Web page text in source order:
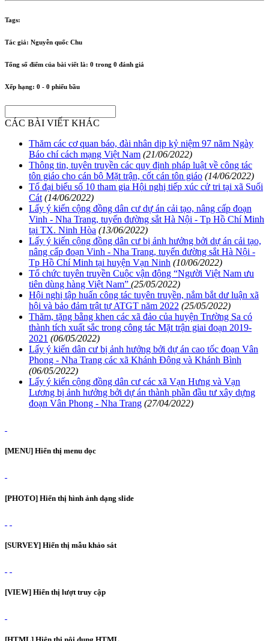
Tags:
Tác giả: Nguyễn quốc Chu
Tổng số điểm của bài viết là: 0 trong 0 đánh giá
Xếp hạng: 0 - 0 phiếu bầu
CÁC BÀI VIẾT KHÁC
Thăm các cơ quan báo, đài nhân dịp kỷ niệm 97 năm Ngày
Báo chí cách mạng Việt Nam (21/06/2022)
Thông tin, tuyên truyền các quy định pháp luật về công tác
tôn giáo cho cán bộ Mặt trận, cốt cán tôn giáo (14/06/2022)
Tổ đại biểu số 10 tham gia Hội nghị tiếp xúc cử tri tại xã Suối
Cát (14/06/2022)
Lấy ý kiến cộng đồng dân cư dự án cải tạo, nâng cấp đoạn
Vinh - Nha Trang, tuyến đường sắt Hà Nội - Tp Hồ Chí Minh
tại TX. Ninh Hòa (13/06/2022)
Lấy ý kiến cộng đồng dân cư bị ảnh hưởng bởi dự án cải tạo,
nâng cấp đoạn Vinh - Nha Trang, tuyến đường sắt Hà Nội -
Tp Hồ Chí Minh tại huyện Vạn Ninh (10/06/2022)
Tổ chức tuyên truyền Cuộc vận động “Người Việt Nam ưu
tiên dùng hàng Việt Nam” (25/05/2022)
Hội nghị tập huấn công tác tuyên truyền, nắm bắt dư luận xã
hội và bảo đảm trật tự ATGT năm 2022 (25/05/2022)
Thăm, tặng bằng khen các xã đảo của huyện Trường Sa có
thành tích xuất sắc trong công tác Mặt trận giai đoạn 2019-
2021 (06/05/2022)
Lấy ý kiến dân cư bị ảnh hưởng bởi dự án cao tốc đoạn Vân
Phong - Nha Trang các xã Khánh Đông và Khánh Bình
(06/05/2022)
Lấy ý kiến cộng đồng dân cư các xã Vạn Hưng và Vạn
Lương bị ảnh hưởng bởi dự án thành phần đầu tư xây dựng
đoạn Vân Phong - Nha Trang (27/04/2022)
[MENU] Hiển thị menu dọc
[PHOTO] Hiển thị hình ảnh dạng slide
[SURVEY] Hiển thị mẫu khảo sát
[VIEW] Hiển thị lượt truy cập